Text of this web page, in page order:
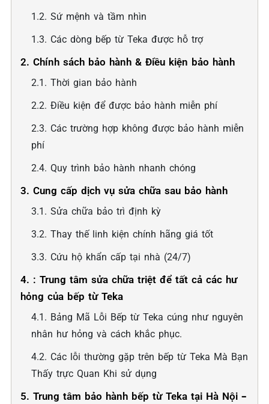
1.2. Sứ mệnh và tầm nhìn
1.3. Các dòng bếp từ Teka được hỗ trợ
2. Chính sách bảo hành & Điều kiện bảo hành
2.1. Thời gian bảo hành
2.2. Điều kiện để được bảo hành miễn phí
2.3. Các trường hợp không được bảo hành miễn
phí
2.4. Quy trình bảo hành nhanh chóng
3. Cung cấp dịch vụ sửa chữa sau bảo hành
3.1. Sửa chữa bảo trì định kỳ
3.2. Thay thế linh kiện chính hãng giá tốt
3.3. Cứu hộ khẩn cấp tại nhà (24/7)
4. : Trung tâm sửa chữa triệt để tất cả các hư
hỏng của bếp từ Teka
4.1. Bảng Mã Lỗi Bếp từ Teka cúng như nguyên
nhân hư hỏng và cách khắc phục.
4.2. Các lỗi thường gặp trên bếp từ Teka Mà Bạn
Thấy trực Quan Khi sử dụng
5. Trung tâm bảo hành bếp từ Teka tại Hà Nội –